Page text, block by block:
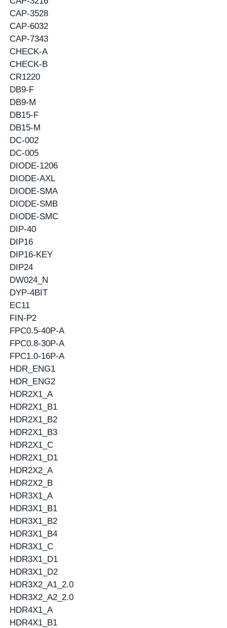
CAP-3528
CAP-6032
CAP-7343
CHECK-A
CHECK-B
CR1220
DB9-F
DB9-M
DB15-F
DB15-M
DC-002
DC-005
DIODE-1206
DIODE-AXL
DIODE-SMA
DIODE-SMB
DIODE-SMC
DIP-40
DIP16
DIP16-KEY
DIP24
DW024_N
DYP-4BIT
EC11
FIN-P2
FPC0.5-40P-A
FPC0.8-30P-A
FPC1.0-16P-A
HDR_ENG1
HDR_ENG2
HDR2X1_A
HDR2X1_B1
HDR2X1_B2
HDR2X1_B3
HDR2X1_C
HDR2X1_D1
HDR2X2_A
HDR2X2_B
HDR3X1_A
HDR3X1_B1
HDR3X1_B2
HDR3X1_B4
HDR3X1_C
HDR3X1_D1
HDR3X1_D2
HDR3X2_A1_2.0
HDR3X2_A2_2.0
HDR4X1_A
HDR4X1_B1